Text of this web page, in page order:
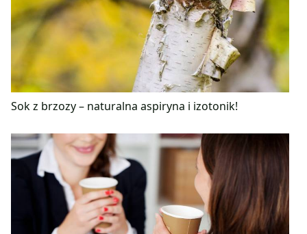
Sok z brzozy – naturalna aspiryna i izotonik!